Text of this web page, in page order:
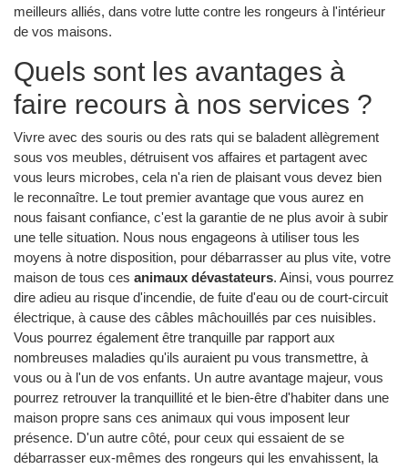
meilleurs alliés, dans votre lutte contre les rongeurs à l'intérieur
de vos maisons.
Quels sont les avantages à
faire recours à nos services ?
Vivre avec des souris ou des rats qui se baladent allègrement
sous vos meubles, détruisent vos affaires et partagent avec
vous leurs microbes, cela n'a rien de plaisant vous devez bien
le reconnaître. Le tout premier avantage que vous aurez en
nous faisant confiance, c'est la garantie de ne plus avoir à subir
une telle situation. Nous nous engageons à utiliser tous les
moyens à notre disposition, pour débarrasser au plus vite, votre
maison de tous ces animaux dévastateurs. Ainsi, vous pourrez
dire adieu au risque d'incendie, de fuite d'eau ou de court-circuit
électrique, à cause des câbles mâchouillés par ces nuisibles.
Vous pourrez également être tranquille par rapport aux
nombreuses maladies qu'ils auraient pu vous transmettre, à
vous ou à l'un de vos enfants. Un autre avantage majeur, vous
pourrez retrouver la tranquillité et le bien-être d'habiter dans une
maison propre sans ces animaux qui vous imposent leur
présence. D'un autre côté, pour ceux qui essaient de se
débarrasser eux-mêmes des rongeurs qui les envahissent, la